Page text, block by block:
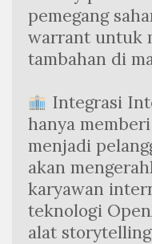
pemegang
warrant untuk
tambahan di
Integrasi
hanya
menjadi
akan
karyawan
teknologi
alat